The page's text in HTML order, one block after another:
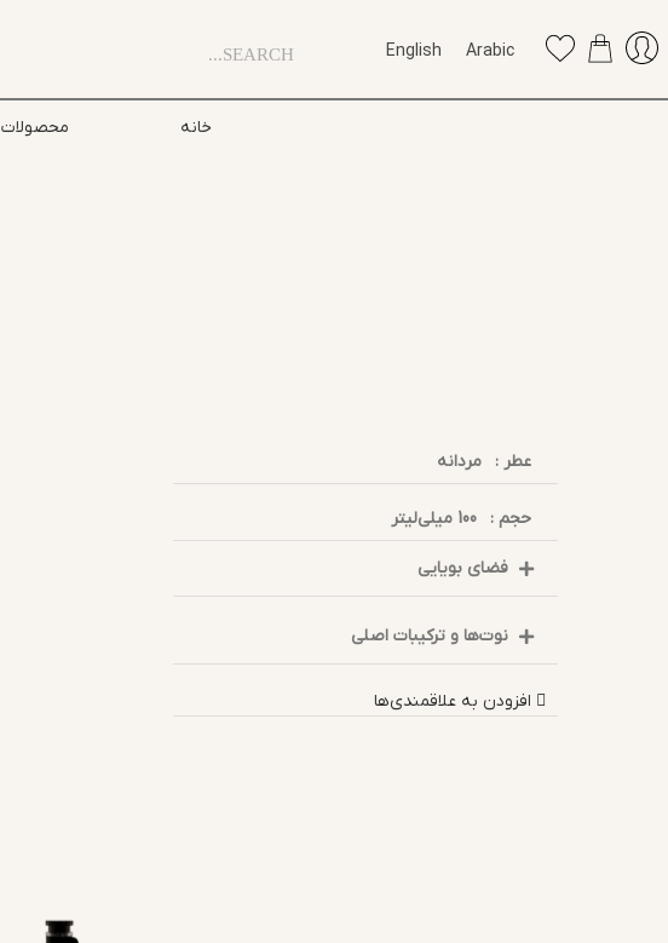
Arabic
English
خانه محصولات
عطر : مردانه
حجم : 100 میلی‌لیتر
فضای بویایی
نوت‌ها و ترکیبات اصلی
افزودن به علاقمندی‌ها